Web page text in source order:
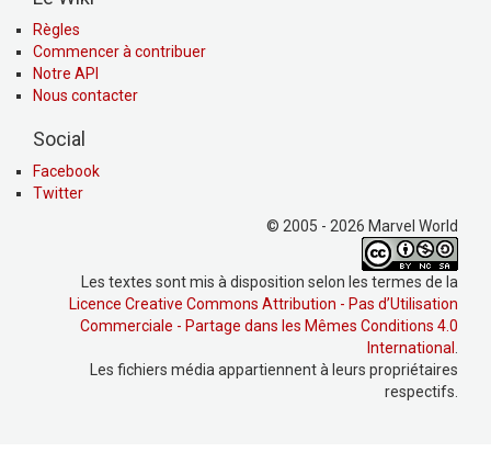
Règles
Commencer à contribuer
Notre API
Nous contacter
Social
Facebook
Twitter
© 2005 - 2026 Marvel World
Les textes sont mis à disposition selon les termes de la
Licence Creative Commons Attribution - Pas d’Utilisation
Commerciale - Partage dans les Mêmes Conditions 4.0
International .
Les fichiers média appartiennent à leurs propriétaires
respectifs.